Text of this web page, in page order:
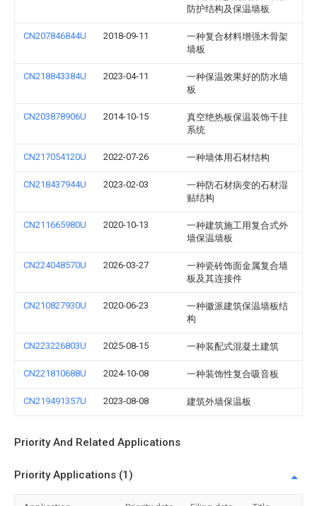
防护结构及保温墙板
CN207846844U 2018-09-11
一种复合材料增强木骨架
墙板
CN218843384U 2023-04-11
一种保温效果好的防水墙
板
CN203878906U 2014-10-15
真空绝热板保温装饰干挂
系统
CN217054120U 2022-07-26 一种墙体用石材结构
CN218437944U 2023-02-03
一种防石材病变的石材湿
贴结构
CN211665980U 2020-10-13
一种建筑施工用复合式外
墙保温墙板
CN224048570U 2026-03-27
一种瓷砖饰面金属复合墙
板及其连接件
CN210827930U 2020-06-23
一种徽派建筑保温墙板结
构
CN223226803U 2025-08-15 一种装配式混凝土建筑
CN221810688U 2024-10-08 一种装饰性复合吸音板
CN219491357U 2023-08-08 建筑外墙保温板
Priority And Related Applications
Priority Applications (1)